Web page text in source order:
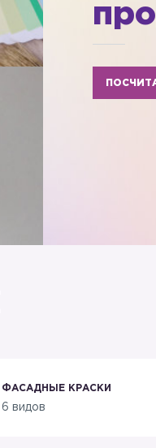
ФАСАДНЫЕ КРАСКИ
6 видов